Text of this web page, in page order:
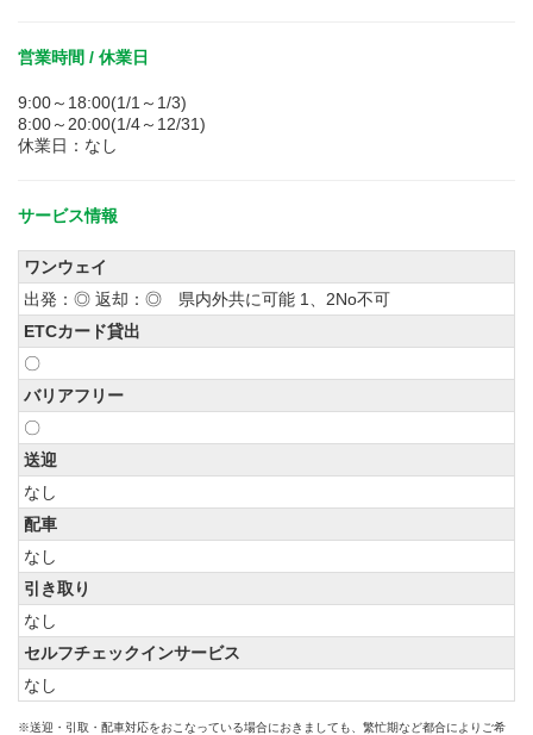
営業時間 / 休業日
9:00～18:00(1/1～1/3)
8:00～20:00(1/4～12/31)
休業日：なし
サービス情報
ワンウェイ
出発：◎ 返却：◎ 県内外共に可能 1、2No不可
ETCカード貸出
〇
バリアフリー
〇
送迎
なし
配車
なし
引き取り
なし
セルフチェックインサービス
なし
※送迎・引取・配車対応をおこなっている場合におきましても、繁忙期など都合によりご希